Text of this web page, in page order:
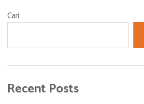
Cari
Recent Posts